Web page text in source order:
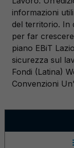
informazioni
del territorio. In
per far
piano EBiT
sicurezza sul
Fondi (Latina)
Convenzioni